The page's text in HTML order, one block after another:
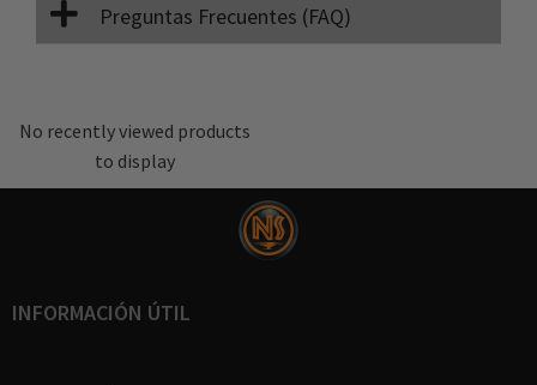
Preguntas Frecuentes (FAQ)
No recently viewed products
to display
INFORMACIÓN ÚTIL